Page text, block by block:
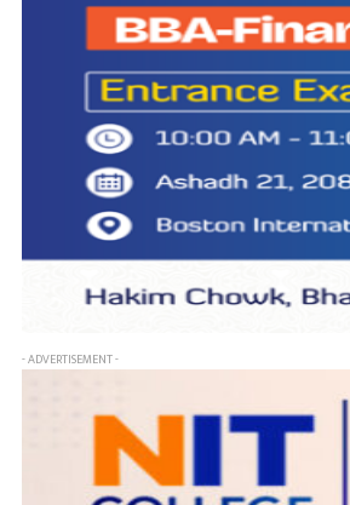
- ADVERTISEMENT -